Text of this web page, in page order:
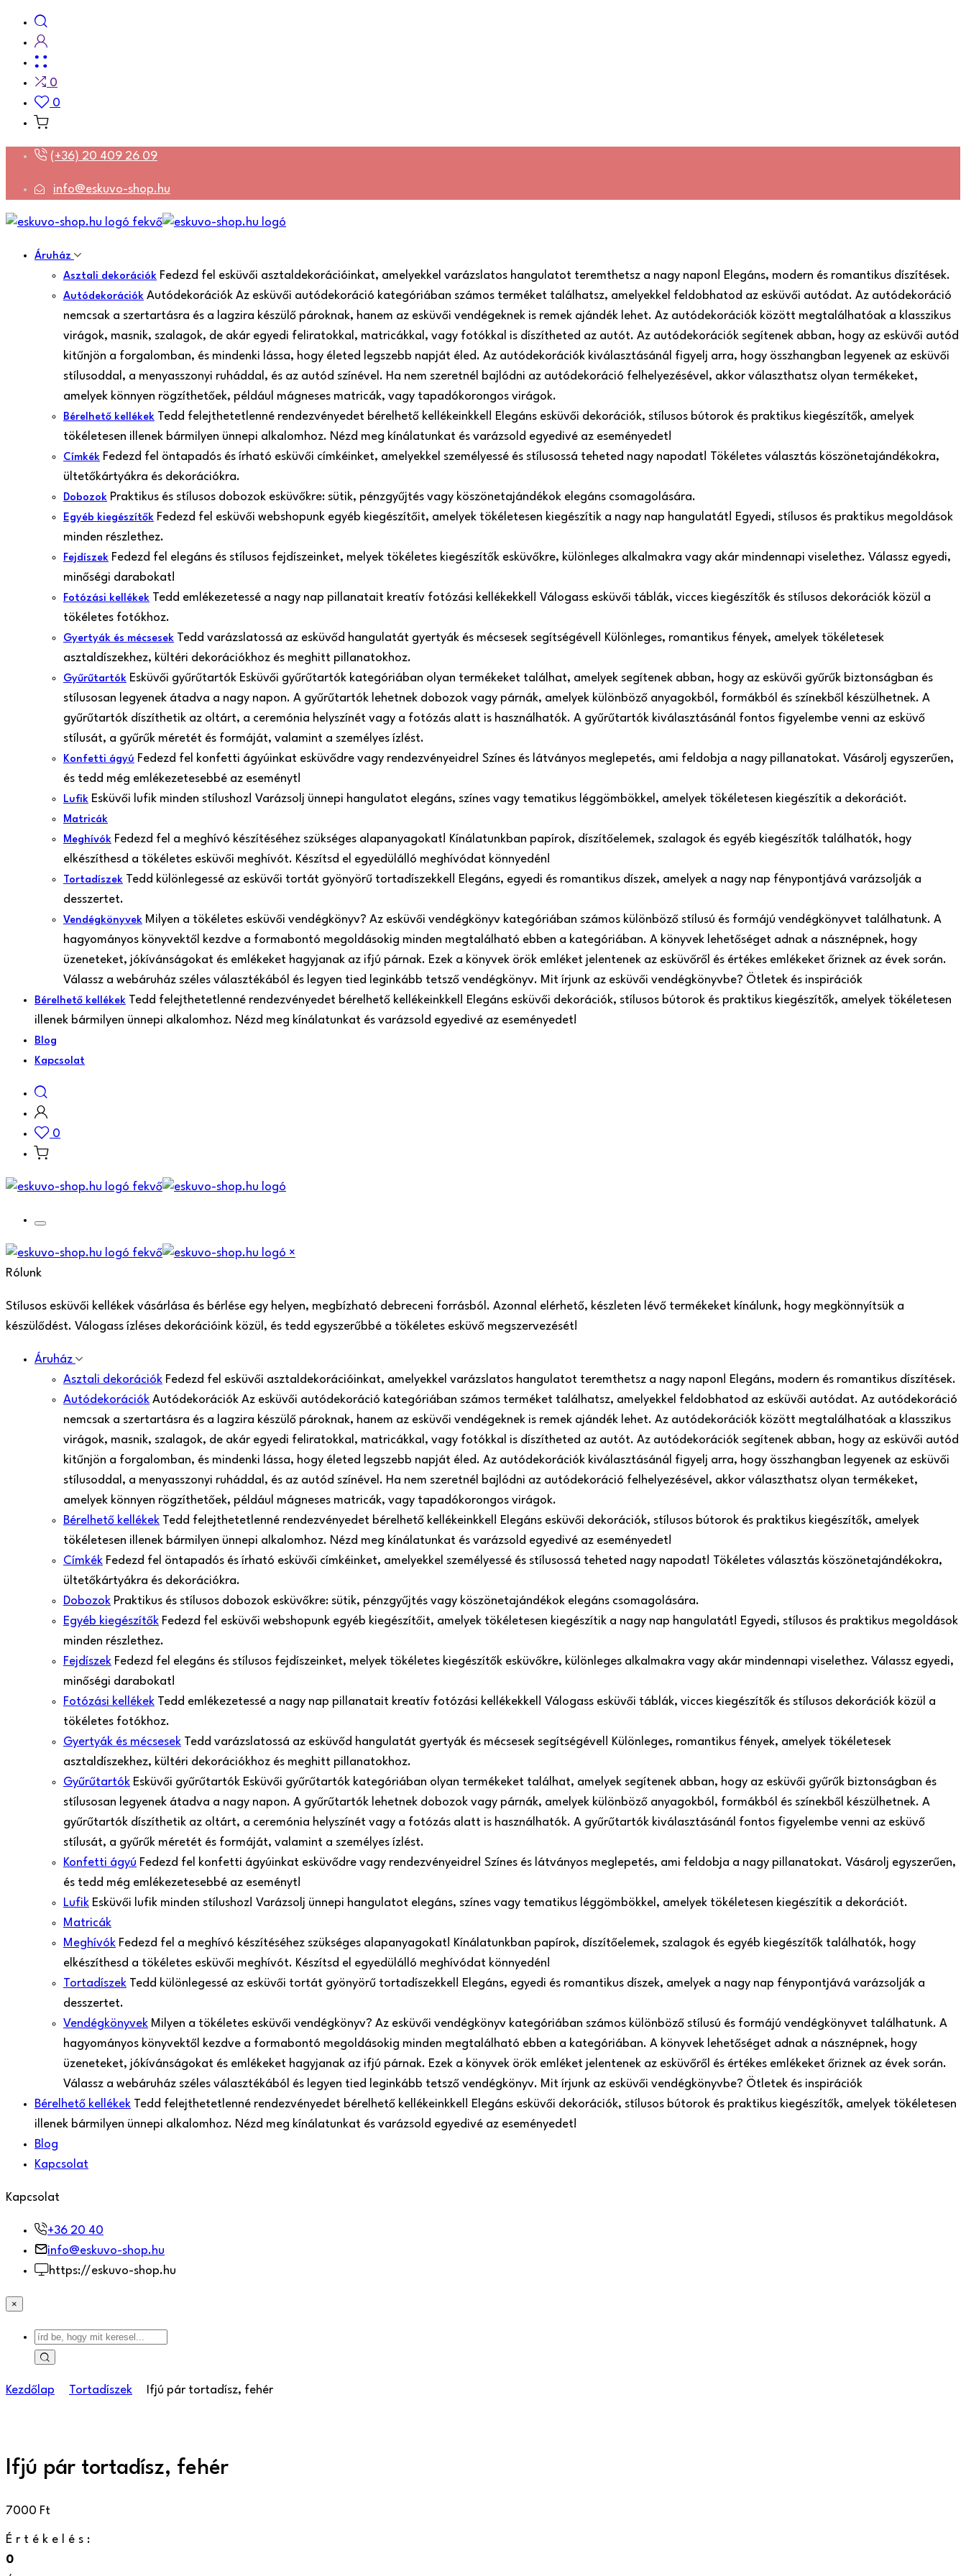
0
0
(+36) 20 409 26 09
info@eskuvo-shop.hu
Áruház
Asztali dekorációk Fedezd fel esküvői asztaldekorációinkat, amelyekkel varázslatos hangulatot teremthetsz a nagy napon! Elegáns, modern és romantikus díszítések.
Autódekorációk Autódekorációk Az esküvői autódekoráció kategóriában számos terméket találhatsz, amelyekkel feldobhatod az esküvői autódat. Az autódekoráció
nemcsak a szertartásra és a lagzira készülő pároknak, hanem az esküvői vendégeknek is remek ajándék lehet. Az autódekorációk között megtalálhatóak a klasszikus
virágok, masnik, szalagok, de akár egyedi feliratokkal, matricákkal, vagy fotókkal is díszítheted az autót. Az autódekorációk segítenek abban, hogy az esküvői autód
kitűnjön a forgalomban, és mindenki lássa, hogy életed legszebb napját éled. Az autódekorációk kiválasztásánál figyelj arra, hogy összhangban legyenek az esküvői
stílusoddal, a menyasszonyi ruháddal, és az autód színével. Ha nem szeretnél bajlódni az autódekoráció felhelyezésével, akkor választhatsz olyan termékeket,
amelyek könnyen rögzíthetőek, például mágneses matricák, vagy tapadókorongos virágok.
Bérelhető kellékek Tedd felejthetetlenné rendezvényedet bérelhető kellékeinkkel! Elegáns esküvői dekorációk, stílusos bútorok és praktikus kiegészítők, amelyek
tökéletesen illenek bármilyen ünnepi alkalomhoz. Nézd meg kínálatunkat és varázsold egyedivé az eseményedet!
Címkék Fedezd fel öntapadós és írható esküvői címkéinket, amelyekkel személyessé és stílusossá teheted nagy napodat! Tökéletes választás köszönetajándékokra,
ültetőkártyákra és dekorációkra.
Dobozok Praktikus és stílusos dobozok esküvőkre: sütik, pénzgyűjtés vagy köszönetajándékok elegáns csomagolására.
Egyéb kiegészítők Fedezd fel esküvői webshopunk egyéb kiegészítőit, amelyek tökéletesen kiegészítik a nagy nap hangulatát! Egyedi, stílusos és praktikus megoldások
minden részlethez.
Fejdíszek Fedezd fel elegáns és stílusos fejdíszeinket, melyek tökéletes kiegészítők esküvőkre, különleges alkalmakra vagy akár mindennapi viselethez. Válassz egyedi,
minőségi darabokat!
Fotózási kellékek Tedd emlékezetessé a nagy nap pillanatait kreatív fotózási kellékekkel! Válogass esküvői táblák, vicces kiegészítők és stílusos dekorációk közül a
tökéletes fotókhoz.
Gyertyák és mécsesek Tedd varázslatossá az esküvőd hangulatát gyertyák és mécsesek segítségével! Különleges, romantikus fények, amelyek tökéletesek
asztaldíszekhez, kültéri dekorációkhoz és meghitt pillanatokhoz.
Gyűrűtartók Esküvői gyűrűtartók Esküvői gyűrűtartók kategóriában olyan termékeket találhat, amelyek segítenek abban, hogy az esküvői gyűrűk biztonságban és
stílusosan legyenek átadva a nagy napon. A gyűrűtartók lehetnek dobozok vagy párnák, amelyek különböző anyagokból, formákból és színekből készülhetnek. A
gyűrűtartók díszíthetik az oltárt, a ceremónia helyszínét vagy a fotózás alatt is használhatók. A gyűrűtartók kiválasztásánál fontos figyelembe venni az esküvő
stílusát, a gyűrűk méretét és formáját, valamint a személyes ízlést.
Konfetti ágyú Fedezd fel konfetti ágyúinkat esküvődre vagy rendezvényeidre! Színes és látványos meglepetés, ami feldobja a nagy pillanatokat. Vásárolj egyszerűen,
és tedd még emlékezetesebbé az eseményt!
Lufik Esküvői lufik minden stílushoz! Varázsolj ünnepi hangulatot elegáns, színes vagy tematikus léggömbökkel, amelyek tökéletesen kiegészítik a dekorációt.
Matricák
Meghívók Fedezd fel a meghívó készítéséhez szükséges alapanyagokat! Kínálatunkban papírok, díszítőelemek, szalagok és egyéb kiegészítők találhatók, hogy
elkészíthesd a tökéletes esküvői meghívót. Készítsd el egyedülálló meghívódat könnyedén!
Tortadíszek Tedd különlegessé az esküvői tortát gyönyörű tortadíszekkel! Elegáns, egyedi és romantikus díszek, amelyek a nagy nap fénypontjává varázsolják a
desszertet.
Vendégkönyvek Milyen a tökéletes esküvői vendégkönyv? Az esküvői vendégkönyv kategóriában számos különböző stílusú és formájú vendégkönyvet találhatunk. A
hagyományos könyvektől kezdve a formabontó megoldásokig minden megtalálható ebben a kategóriában. A könyvek lehetőséget adnak a násznépnek, hogy
üzeneteket, jókívánságokat és emlékeket hagyjanak az ifjú párnak. Ezek a könyvek örök emléket jelentenek az esküvőről és értékes emlékeket őriznek az évek során.
Válassz a webáruház széles választékából és legyen tied leginkább tetsző vendégkönyv. Mit írjunk az esküvői vendégkönyvbe? Ötletek és inspirációk
Bérelhető kellékek Tedd felejthetetlenné rendezvényedet bérelhető kellékeinkkel! Elegáns esküvői dekorációk, stílusos bútorok és praktikus kiegészítők, amelyek tökéletesen
illenek bármilyen ünnepi alkalomhoz. Nézd meg kínálatunkat és varázsold egyedivé az eseményedet!
Blog
Kapcsolat
0
×
Rólunk
Stílusos esküvői kellékek vásárlása és bérlése egy helyen, megbízható debreceni forrásból. Azonnal elérhető, készleten lévő termékeket kínálunk, hogy megkönnyítsük a
készülődést. Válogass ízléses dekorációink közül, és tedd egyszerűbbé a tökéletes esküvő megszervezését!
Áruház
Asztali dekorációk Fedezd fel esküvői asztaldekorációinkat, amelyekkel varázslatos hangulatot teremthetsz a nagy napon! Elegáns, modern és romantikus díszítések.
Autódekorációk Autódekorációk Az esküvői autódekoráció kategóriában számos terméket találhatsz, amelyekkel feldobhatod az esküvői autódat. Az autódekoráció
nemcsak a szertartásra és a lagzira készülő pároknak, hanem az esküvői vendégeknek is remek ajándék lehet. Az autódekorációk között megtalálhatóak a klasszikus
virágok, masnik, szalagok, de akár egyedi feliratokkal, matricákkal, vagy fotókkal is díszítheted az autót. Az autódekorációk segítenek abban, hogy az esküvői autód
kitűnjön a forgalomban, és mindenki lássa, hogy életed legszebb napját éled. Az autódekorációk kiválasztásánál figyelj arra, hogy összhangban legyenek az esküvői
stílusoddal, a menyasszonyi ruháddal, és az autód színével. Ha nem szeretnél bajlódni az autódekoráció felhelyezésével, akkor választhatsz olyan termékeket,
amelyek könnyen rögzíthetőek, például mágneses matricák, vagy tapadókorongos virágok.
Bérelhető kellékek Tedd felejthetetlenné rendezvényedet bérelhető kellékeinkkel! Elegáns esküvői dekorációk, stílusos bútorok és praktikus kiegészítők, amelyek
tökéletesen illenek bármilyen ünnepi alkalomhoz. Nézd meg kínálatunkat és varázsold egyedivé az eseményedet!
Címkék Fedezd fel öntapadós és írható esküvői címkéinket, amelyekkel személyessé és stílusossá teheted nagy napodat! Tökéletes választás köszönetajándékokra,
ültetőkártyákra és dekorációkra.
Dobozok Praktikus és stílusos dobozok esküvőkre: sütik, pénzgyűjtés vagy köszönetajándékok elegáns csomagolására.
Egyéb kiegészítők Fedezd fel esküvői webshopunk egyéb kiegészítőit, amelyek tökéletesen kiegészítik a nagy nap hangulatát! Egyedi, stílusos és praktikus megoldások
minden részlethez.
Fejdíszek Fedezd fel elegáns és stílusos fejdíszeinket, melyek tökéletes kiegészítők esküvőkre, különleges alkalmakra vagy akár mindennapi viselethez. Válassz egyedi,
minőségi darabokat!
Fotózási kellékek Tedd emlékezetessé a nagy nap pillanatait kreatív fotózási kellékekkel! Válogass esküvői táblák, vicces kiegészítők és stílusos dekorációk közül a
tökéletes fotókhoz.
Gyertyák és mécsesek Tedd varázslatossá az esküvőd hangulatát gyertyák és mécsesek segítségével! Különleges, romantikus fények, amelyek tökéletesek
asztaldíszekhez, kültéri dekorációkhoz és meghitt pillanatokhoz.
Gyűrűtartók Esküvői gyűrűtartók Esküvői gyűrűtartók kategóriában olyan termékeket találhat, amelyek segítenek abban, hogy az esküvői gyűrűk biztonságban és
stílusosan legyenek átadva a nagy napon. A gyűrűtartók lehetnek dobozok vagy párnák, amelyek különböző anyagokból, formákból és színekből készülhetnek. A
gyűrűtartók díszíthetik az oltárt, a ceremónia helyszínét vagy a fotózás alatt is használhatók. A gyűrűtartók kiválasztásánál fontos figyelembe venni az esküvő
stílusát, a gyűrűk méretét és formáját, valamint a személyes ízlést.
Konfetti ágyú Fedezd fel konfetti ágyúinkat esküvődre vagy rendezvényeidre! Színes és látványos meglepetés, ami feldobja a nagy pillanatokat. Vásárolj egyszerűen,
és tedd még emlékezetesebbé az eseményt!
Lufik Esküvői lufik minden stílushoz! Varázsolj ünnepi hangulatot elegáns, színes vagy tematikus léggömbökkel, amelyek tökéletesen kiegészítik a dekorációt.
Matricák
Meghívók Fedezd fel a meghívó készítéséhez szükséges alapanyagokat! Kínálatunkban papírok, díszítőelemek, szalagok és egyéb kiegészítők találhatók, hogy
elkészíthesd a tökéletes esküvői meghívót. Készítsd el egyedülálló meghívódat könnyedén!
Tortadíszek Tedd különlegessé az esküvői tortát gyönyörű tortadíszekkel! Elegáns, egyedi és romantikus díszek, amelyek a nagy nap fénypontjává varázsolják a
desszertet.
Vendégkönyvek Milyen a tökéletes esküvői vendégkönyv? Az esküvői vendégkönyv kategóriában számos különböző stílusú és formájú vendégkönyvet találhatunk. A
hagyományos könyvektől kezdve a formabontó megoldásokig minden megtalálható ebben a kategóriában. A könyvek lehetőséget adnak a násznépnek, hogy
üzeneteket, jókívánságokat és emlékeket hagyjanak az ifjú párnak. Ezek a könyvek örök emléket jelentenek az esküvőről és értékes emlékeket őriznek az évek során.
Válassz a webáruház széles választékából és legyen tied leginkább tetsző vendégkönyv. Mit írjunk az esküvői vendégkönyvbe? Ötletek és inspirációk
Bérelhető kellékek Tedd felejthetetlenné rendezvényedet bérelhető kellékeinkkel! Elegáns esküvői dekorációk, stílusos bútorok és praktikus kiegészítők, amelyek tökéletesen
illenek bármilyen ünnepi alkalomhoz. Nézd meg kínálatunkat és varázsold egyedivé az eseményedet!
Blog
Kapcsolat
Kapcsolat
+36 20 40
info@eskuvo-shop.hu
https://eskuvo-shop.hu
×
Kezdőlap Tortadíszek Ifjú pár tortadísz, fehér
Ifjú pár tortadísz, fehér
7000 Ft
Értékelés:
0